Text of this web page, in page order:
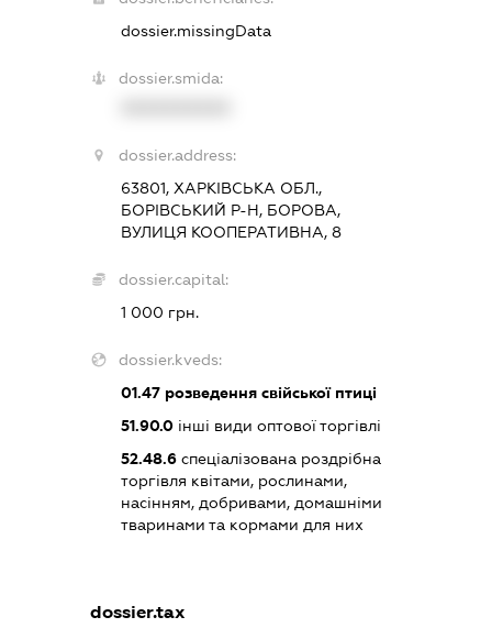
dossier.missingData
dossier.smida:
dossier.address:
63801, ХАРКІВСЬКА ОБЛ.,
БОРІВСЬКИЙ Р-Н, БОРОВА,
ВУЛИЦЯ КООПЕРАТИВНА, 8
dossier.capital:
1 000 грн.
dossier.kveds:
01.47розведення свійської птиці
51.90.0інші види оптової торгівлі
52.48.6спеціалізована роздрібна
торгівля квітами, рослинами,
насінням, добривами, домашніми
тваринами та кормами для них
dossier.tax